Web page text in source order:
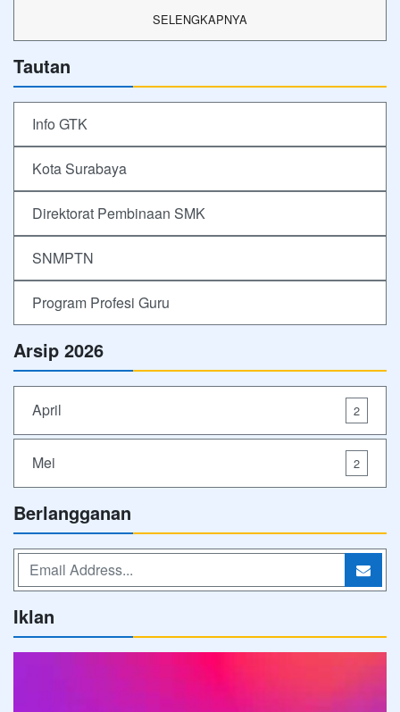
SELENGKAPNYA
Tautan
Info GTK
Kota Surabaya
Direktorat Pembinaan SMK
SNMPTN
Program Profesi Guru
Arsip 2026
April 2
Mei 2
Berlangganan
Iklan